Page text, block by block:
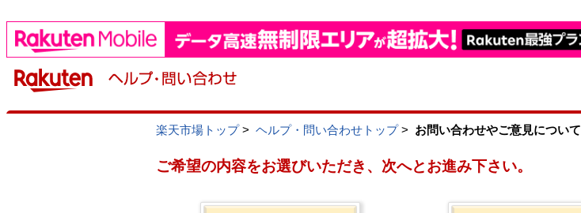
楽天市場トップ> ヘルプ・問い合わせトップ> お問い合わせやご意見について
ご希望の内容をお選びいただき、次へとお進み下さい。